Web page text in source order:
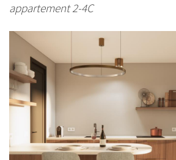
appartement 2-4C